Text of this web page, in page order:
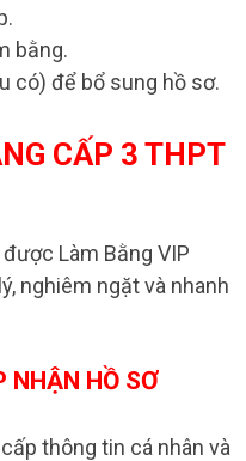
bằng.
có) để bổ sung hồ sơ.
CẤP 3 THPT
Làm Bằng VIP
nghiêm ngặt và nhanh
NHẬN HỒ SƠ
thông tin cá nhân và